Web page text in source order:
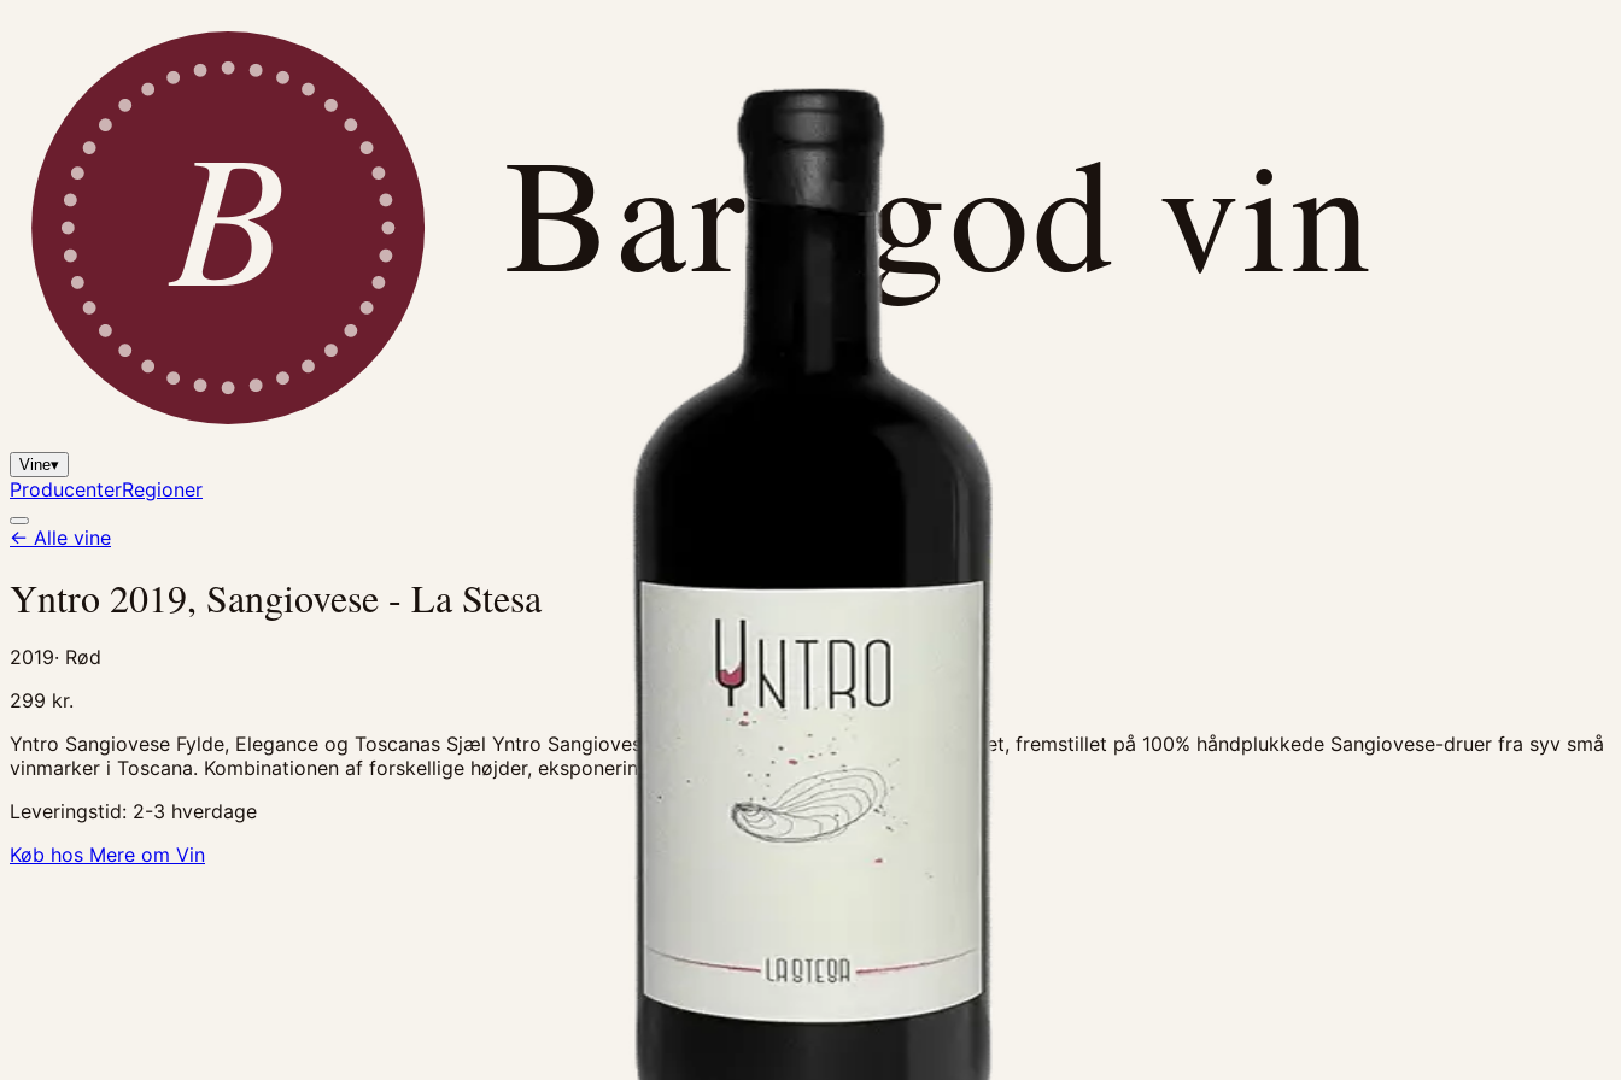
B Bare god vin
Vine▾
ProducenterRegioner
← Alle vine
Yntro 2019, Sangiovese - La Stesa
2019· Rød
299 kr.
Yntro Sangiovese Fylde, Elegance og Toscanas Sjæl Yntro Sangiovese er en vin med karakter og autenticitet, fremstillet på 100% håndplukkede Sangiovese-druer fra syv små
vinmarker i Toscana. Kombinationen af forskellige højder, eksponeringer og vinstokke
Leveringstid: 2-3 hverdage
Køb hos Mere om Vin